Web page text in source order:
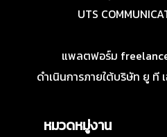
UTS
แพลตฟอร์ม
ดำเนินการภายใต้บริษัท ยู ที
หมวดหมู่งาน